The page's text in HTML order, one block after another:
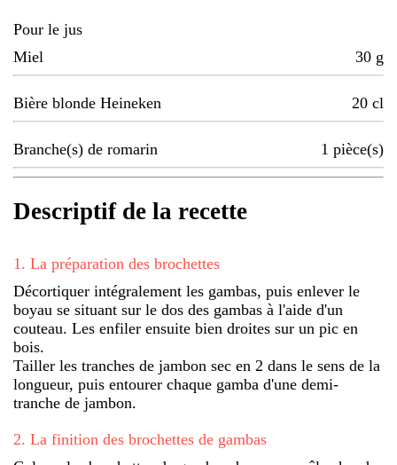
Pour le jus
Miel
30 g
Bière blonde Heineken 20 cl
Branche(s) de romarin 1 pièce(s)
Descriptif de la recette
1 . La préparation des brochettes
Décortiquer intégralement les gambas, puis enlever le
boyau se situant sur le dos des gambas à l'aide d'un
couteau. Les enfiler ensuite bien droites sur un pic en
bois.
Tailler les tranches de jambon sec en 2 dans le sens de la
longueur, puis entourer chaque gamba d'une demi-
tranche de jambon.
2. La finition des brochettes de gambas